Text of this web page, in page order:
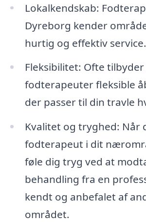
Lokalkendskab:
Dyreborg kender
hurtig og effektiv service.
Fleksibilitet: Ofte
fodterapeuter fleksible
der passer til din travle
Kvalitet og tryghed: Når
fodterapeut i dit
føle dig tryg ved at
behandling fra en
kendt og anbefalet af
området.